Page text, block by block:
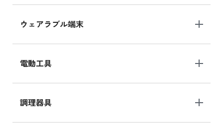
ウェアラブル端末
電動工具
調理器具